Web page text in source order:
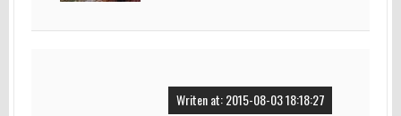
Writen at: 2015-08-03 18:18:27